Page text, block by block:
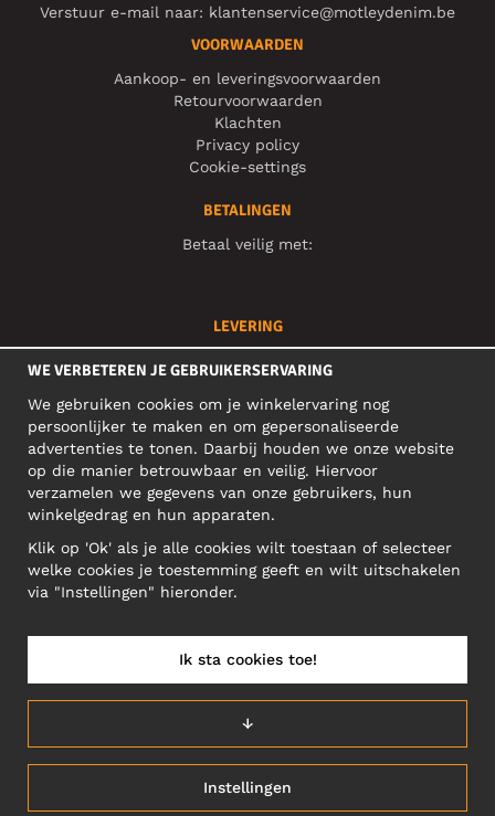
Verstuur e-mail naar: klantenservice@motleydenim.be
VOORWAARDEN
Aankoop- en leveringsvoorwaarden
Retourvoorwaarden
Klachten
Privacy policy
Cookie-settings
BETALINGEN
Betaal veilig met:
LEVERING
SOCIAL MEDIA
ZAKELIJK ADRES
Motley Denim Europe OÜ
Narva mnt 5, EE-10117 Tallinn
NB! Verstuur geen retoursrs naar dit adres!
BELGIUM/NEDERLANDS (BE)
WE VERBETEREN JE GEBRUIKERSERVARING
We gebruiken cookies om je winkelervaring nog
persoonlijker te maken en om gepersonaliseerde
advertenties te tonen. Daarbij houden we onze website
op die manier betrouwbaar en veilig. Hiervoor
verzamelen we gegevens van onze gebruikers, hun
winkelgedrag en hun apparaten.
Klik op 'Ok' als je alle cookies wilt toestaan of selecteer
welke cookies je toestemming geeft en wilt uitschakelen
via "Instellingen" hieronder.
Instellingen
↓
Ik sta cookies toe!